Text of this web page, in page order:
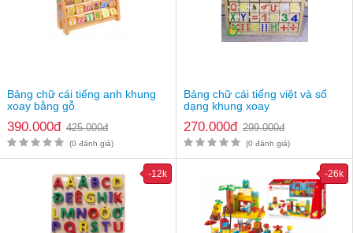
Bảng chữ cái tiếng anh khung
xoay bằng gỗ
390.000đ 425.000đ
(0 đánh giá)
Bảng chữ cái tiếng việt và số
dạng khung xoay
270.000đ 299.000đ
(0 đánh giá)
-12k -26k